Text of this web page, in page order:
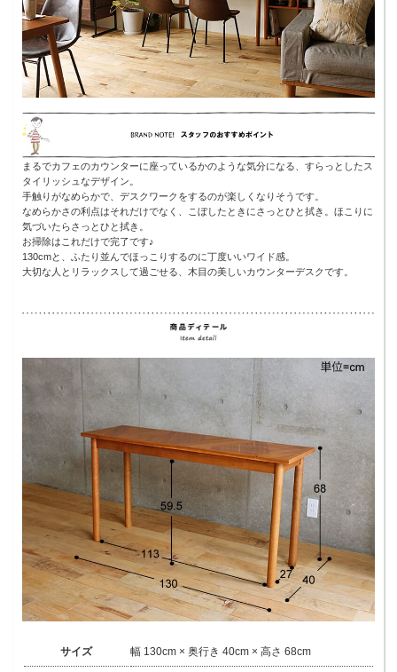
まるでカフェのカウンターに座っているかのような気分になる、すらっとしたス
タイリッシュなデザイン。
手触りがなめらかで、デスクワークをするのが楽しくなりそうです。
なめらかさの利点はそれだけでなく、こぼしたときにさっとひと拭き。ほこりに
気づいたらさっとひと拭き。
お掃除はこれだけで完了です♪
130cmと、ふたり並んでほっこりするのに丁度いいワイド感。
大切な人とリラックスして過ごせる、木目の美しいカウンターデスクです。
サイズ 幅 130cm × 奥行き 40cm × 高さ 68cm